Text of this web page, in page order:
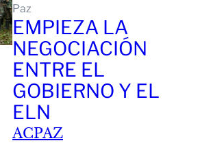
Paz
EMPIEZA LA
NEGOCIACIÓN
ENTRE EL
GOBIERNO Y EL
ELN
ACPAZ